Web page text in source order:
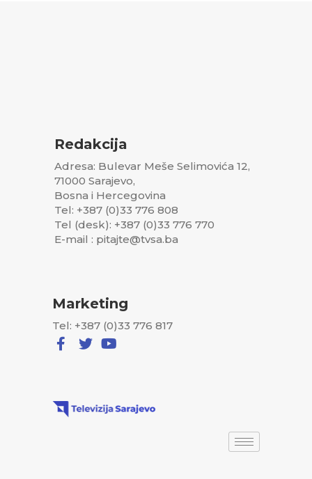
Redakcija
Adresa: Bulevar Meše Selimovića 12,
71000 Sarajevo,
Bosna i Hercegovina
Tel: +387 (0)33 776 808
Tel (desk): +387 (0)33 776 770
E-mail : pitajte@tvsa.ba
Marketing
Tel: +387 (0)33 776 817